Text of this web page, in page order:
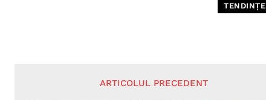
TENDINȚE
ARTICOLUL PRECEDENT